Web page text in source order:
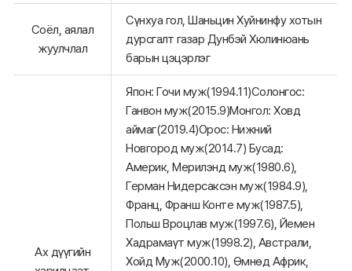
Соёл, аялал
жуулчлал
Сүнхуа гол, Шаньцин Хуйнинфу хотын
дурсгалт газар Дунбэй Хюлинюань
барын цэцэрлэг
Ах дүүгийн
Япон: Гочи муж(1994.11)Солонгос:
Ганвон муж(2015.9)Монгол: Ховд
аймаг(2019.4)Орос: Нижний
Новгород муж(2014.7) Бусад:
Америк, Мерилэнд муж(1980.6),
Герман Нидерсаксэн муж(1984.9),
Франц, Франш Конте муж(1987.5),
Польш Вроцлав муж(1997.6), Йемен
Хадрамаүт муж(1998.2), Австрали,
Хойд Муж(2000.10), Өмнөд Африк,